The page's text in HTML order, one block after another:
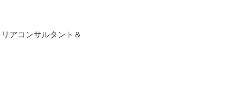
アコンサルタント＆